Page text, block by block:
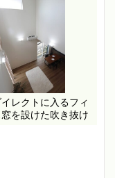
レクトに入るフィ
窓を設けた吹き抜け